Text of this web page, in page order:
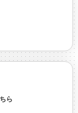
#入社式
#
ら